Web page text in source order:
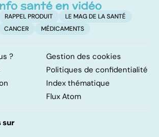
RAPPEL PRODUIT
LE MAG DE LA SANTÉ
CANCER
MÉDICAMENTS
?
Gestion des cookies
Politiques de confidentialité
Index thématique
Flux Atom
sur